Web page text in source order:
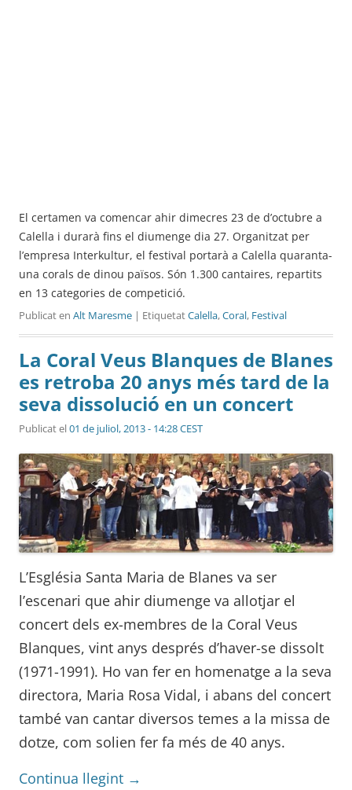
El certamen va comencar ahir dimecres 23 de d’octubre a
Calella i durarà fins el diumenge dia 27. Organitzat per
l’empresa Interkultur, el festival portarà a Calella quaranta-
una corals de dinou països. Són 1.300 cantaires, repartits
en 13 categories de competició.
Publicat en Alt Maresme | EtiquetatCalella,Coral, Festival
La Coral Veus Blanques de Blanes
es retroba 20 anys més tard de la
seva dissolució en un concert
Publicat el01 de juliol, 2013 - 14:28 CEST
L’Església Santa Maria de Blanes va ser
l’escenari que ahir diumenge va allotjar el
concert dels ex-membres de la Coral Veus
Blanques, vint anys després d’haver-se dissolt
(1971-1991). Ho van fer en homenatge a la seva
directora, Maria Rosa Vidal, i abans del concert
també van cantar diversos temes a la missa de
dotze, com solien fer fa més de 40 anys.
Continua llegint →